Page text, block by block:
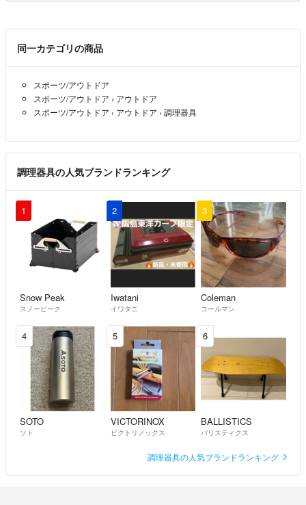
同一カテゴリの商品
スポーツ/アウトドア
スポーツ/アウトドア › アウトドア
スポーツ/アウトドア › アウトドア › 調理器具
調理器具の人気ブランドランキング
1
Snow Peak
スノーピーク
2
Iwatani
イワタニ
3
Coleman
コールマン
4
SOTO
ソト
5
VICTORINOX
ビクトリノックス
6
BALLISTICS
バリスティクス
調理器具の人気ブランドランキング